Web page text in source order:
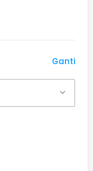
Ganti